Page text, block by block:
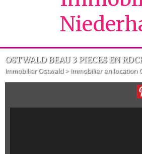
OSTWALD BEAU 3 PIECES EN
Immobilier Ostwald > Immobilier en location